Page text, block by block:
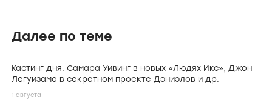
Далее по теме
Кастинг дня. Самара Уивинг в новых «Людях Икс», Джон
Легуизамо в секретном проекте Дэниэлов и др.
1 августа